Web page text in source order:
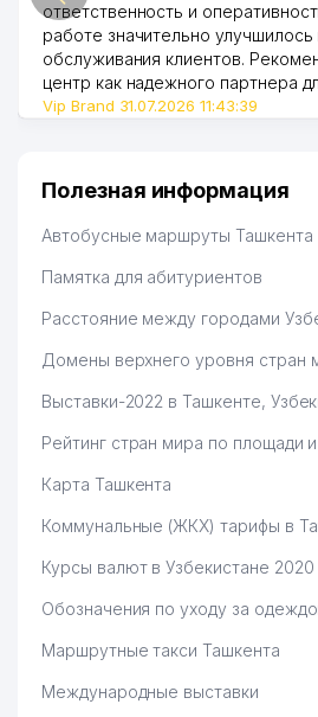
ответственность и
работе значительно улучшилось
обслуживания клиентов.
центр как надежного партнера
Vip Brand 31.07.2026 11:43:39
Полезная информация
Автобусные маршруты Ташкента
Памятка для абитуриентов
Расстояние между городами
Домены верхнего уровня стран
Выставки-2022 в Ташкенте,
Рейтинг стран мира по площади
Карта Ташкента
Коммунальные (ЖКХ) тарифы в
Курсы валют в Узбекистане 2020
Обозначения по уходу за
Маршрутные такси Ташкента
Международные выставки